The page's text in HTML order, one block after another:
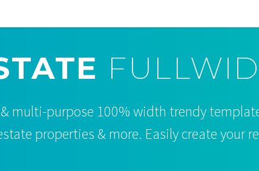
multi-purpose 100% width trendy
properties & more. Easily create your